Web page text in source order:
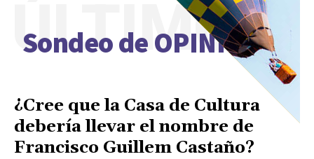
Sondeo de OPINIÓN
ÚLTIMO
¿Cree que la Casa de Cultura
debería llevar el nombre de
Francisco Guillem Castaño?